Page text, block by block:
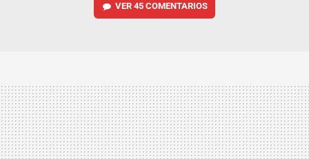
VER 45 COMENTARIOS